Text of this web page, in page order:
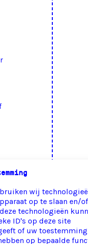
wij
op te slaan en/
technologieën
ID's op deze site
of uw toestemming
op bepaalde